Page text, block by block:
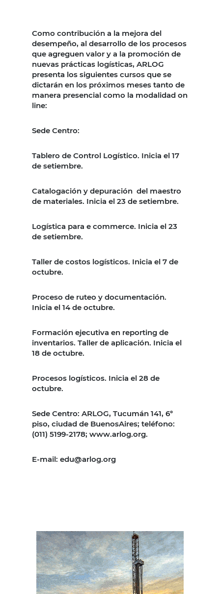
Como contribución a la mejora del
desempeño, al desarrollo de los procesos
que agreguen valor y a la promoción de
nuevas prácticas logísticas, ARLOG
presenta los siguientes cursos que se
dictarán en los próximos meses tanto de
manera presencial como la modalidad on
line:
Sede Centro:
Tablero de Control Logístico. Inicia el 17
de setiembre.
Catalogación y depuración del maestro
de materiales. Inicia el 23 de setiembre.
Logística para e commerce. Inicia el 23
de setiembre.
Taller de costos logísticos. Inicia el 7 de
octubre.
Proceso de ruteo y documentación.
Inicia el 14 de octubre.
Formación ejecutiva en reporting de
inventarios. Taller de aplicación. Inicia el
18 de octubre.
Procesos logísticos. Inicia el 28 de
octubre.
Sede Centro: ARLOG, Tucumán 141, 6°
piso, ciudad de BuenosAires; teléfono:
(011) 5199-2178; www.arlog.org.
E-mail: edu@arlog.org